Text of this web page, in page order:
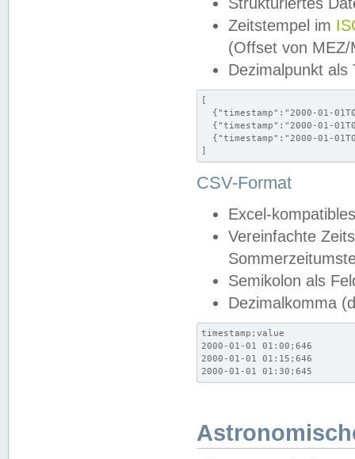
Zeitstempel im
(Offset von MEZ/
Dezimalpunkt als
[
{"timestamp":"2000-01-
{"timestamp":"2000-01-
{"timestamp":"2000-01-
]
CSV-Format
Excel-
Vereinfachte
Semikolon als
Dezimalkomma
timestamp;value
2000-01-01 01:00;646
2000-01-01 01:15;646
2000-01-01 01:30;645